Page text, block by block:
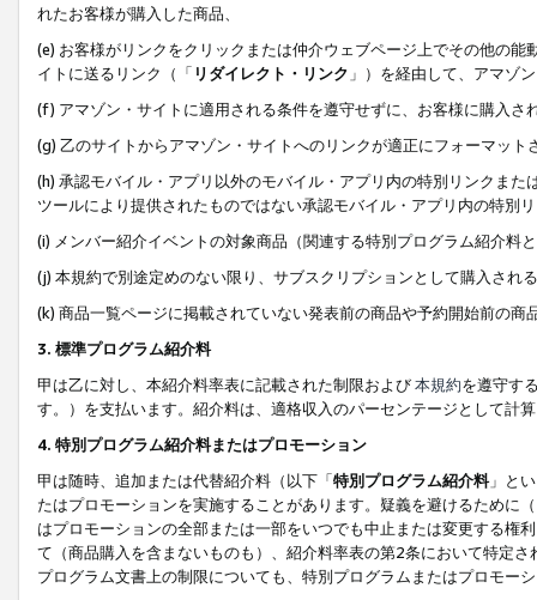
れたお客様が購入した商品、
(e) お客様がリンクをクリックまたは仲介ウェブページ上でその他の
イトに送るリンク（「 リダイレクト・リンク 」）を経由して、アマゾ
(f) アマゾン・サイトに適用される条件を遵守せずに、お客様に購入さ
(g) 乙のサイトからアマゾン・サイトへのリンクが適正にフォーマッ
(h) 承認モバイル・アプリ以外のモバイル・アプリ内の特別リンクま
ツールにより提供されたものではない承認モバイル・アプリ内の特別
(i) メンバー紹介イベントの対象商品（関連する特別プログラム紹介料
(j) 本規約で別途定めのない限り、サブスクリプションとして購入され
(k) 商品一覧ページに掲載されていない発表前の商品や予約開始前の商
3. 標準プログラム紹介料
甲は乙に対し、本紹介料率表に記載された制限および本規約を遵守す
す。）を支払います。紹介料は、適格収入のパーセンテージとして計
4. 特別プログラム紹介料またはプロモーション
甲は随時、追加または代替紹介料（以下「特別プログラム紹介料」と
たはプロモーションを実施することがあります。疑義を避けるために
はプロモーションの全部または一部をいつでも中止または変更する権
て（商品購入を含まないものも）、紹介料率表の第2条において特定
プログラム文書上の制限についても、特別プログラムまたはプロモー